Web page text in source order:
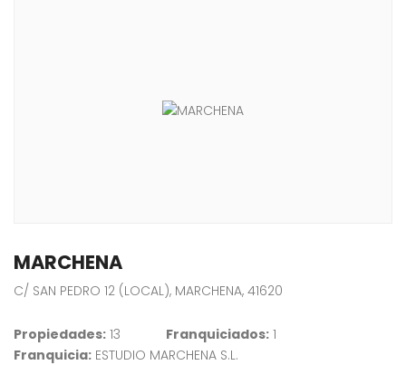
MARCHENA
C/ SAN PEDRO 12 (LOCAL), MARCHENA, 41620
Propiedades: 13 Franquiciados: 1
Franquicia: ESTUDIO MARCHENA S.L.